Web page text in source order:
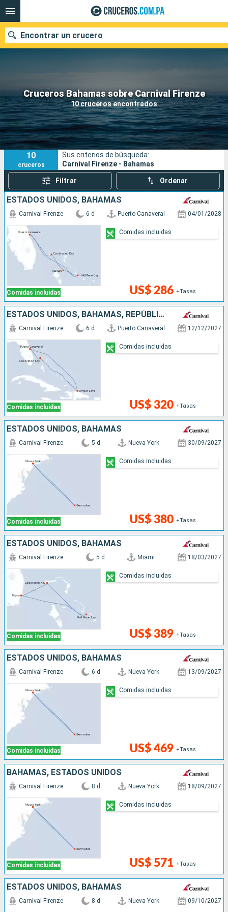
Cruceros Bahamas sobre Carnival Firenze
10 cruceros encontrados
Encontrar un crucero
Nuestros destinos
Fecha de salida
Puertos Compañías
Buscar
10
cruceros
Sus criterios de búsqueda:
Carnival Firenze - Bahamas
Filtrar Ordenar
ESTADOS UNIDOS, BAHAMAS
Comidas incluidas
Carnival Firenze 6 d Puerto Canaveral 04/01/2028
US$ 286 +Tasas
Comidas incluidas
ESTADOS UNIDOS, BAHAMAS, REPÚBLICA DOMINICANA
Comidas incluidas
Carnival Firenze 6 d Puerto Canaveral 12/12/2027
US$ 320 +Tasas
Comidas incluidas
ESTADOS UNIDOS, BAHAMAS
Comidas incluidas
Carnival Firenze 5 d Nueva York 30/09/2027
US$ 380 +Tasas
Comidas incluidas
ESTADOS UNIDOS, BAHAMAS
Comidas incluidas
Carnival Firenze 5 d Miami 18/03/2027
US$ 389 +Tasas
Comidas incluidas
ESTADOS UNIDOS, BAHAMAS
Comidas incluidas
Carnival Firenze 6 d Nueva York 13/09/2027
US$ 469 +Tasas
Comidas incluidas
BAHAMAS, ESTADOS UNIDOS
Comidas incluidas
Carnival Firenze 8 d Nueva York 18/09/2027
US$ 571 +Tasas
Comidas incluidas
ESTADOS UNIDOS, BAHAMAS
Carnival Firenze 8 d Nueva York 09/10/2027